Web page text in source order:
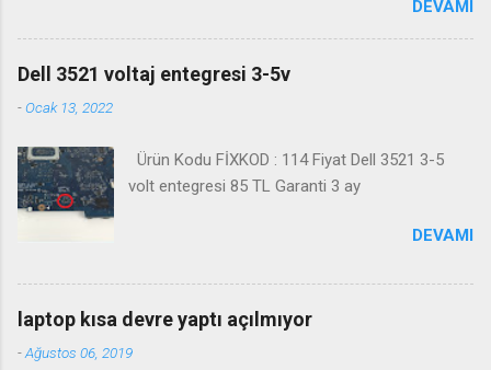
yaramaktadır. Biosa girme videosu izleyin
Kanalimiza abone olmayı unutmayın
DEVAMI
Dell 3521 voltaj entegresi 3-5v
-Ocak 13, 2022
Ürün Kodu FİXKOD : 114 Fiyat Dell 3521 3-5
volt entegresi 85 TL Garanti 3 ay
DEVAMI
laptop kısa devre yaptı açılmıyor
-Ağustos 06, 2019